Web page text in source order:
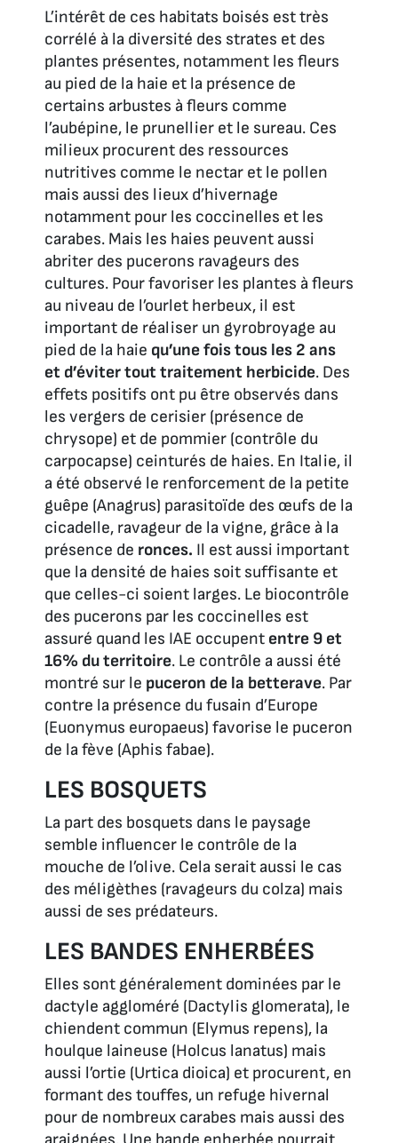
L’intérêt de ces habitats boisés est très
corrélé à la diversité des strates et des
plantes présentes, notamment les fleurs
au pied de la haie et la présence de
certains arbustes à fleurs comme
l’aubépine, le prunellier et le sureau. Ces
milieux procurent des ressources
nutritives comme le nectar et le pollen
mais aussi des lieux d’hivernage
notamment pour les coccinelles et les
carabes. Mais les haies peuvent aussi
abriter des pucerons ravageurs des
cultures. Pour favoriser les plantes à fleurs
au niveau de l’ourlet herbeux, il est
important de réaliser un gyrobroyage au
pied de la haie qu’une fois tous les 2 ans
et d’éviter tout traitement herbicide. Des
effets positifs ont pu être observés dans
les vergers de cerisier (présence de
chrysope) et de pommier (contrôle du
carpocapse) ceinturés de haies. En Italie, il
a été observé le renforcement de la petite
guêpe (Anagrus) parasitoïde des œufs de la
cicadelle, ravageur de la vigne, grâce à la
présence de ronces. Il est aussi important
que la densité de haies soit suffisante et
que celles-ci soient larges. Le biocontrôle
des pucerons par les coccinelles est
assuré quand les IAE occupent entre 9 et
16% du territoire. Le contrôle a aussi été
montré sur le puceron de la betterave. Par
contre la présence du fusain d’Europe
(Euonymus europaeus) favorise le puceron
de la fève (Aphis fabae).
LES BOSQUETS
La part des bosquets dans le paysage
semble influencer le contrôle de la
mouche de l’olive. Cela serait aussi le cas
des méligèthes (ravageurs du colza) mais
aussi de ses prédateurs.
LES BANDES ENHERBÉES
Elles sont généralement dominées par le
dactyle aggloméré (Dactylis glomerata), le
chiendent commun (Elymus repens), la
houlque laineuse (Holcus lanatus) mais
aussi l’ortie (Urtica dioica) et procurent, en
formant des touffes, un refuge hivernal
pour de nombreux carabes mais aussi des